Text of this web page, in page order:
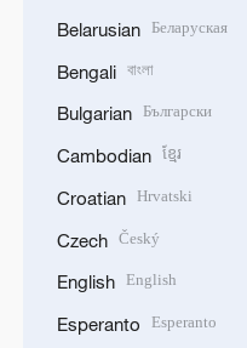
Belarusian Беларуская
Bengali বাংলা
Bulgarian Български
Cambodian ខ្មែរ
Croatian Hrvatski
Czech Český
English English
Esperanto Esperanto